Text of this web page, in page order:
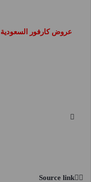
عروض كارفور السعودية
Source link